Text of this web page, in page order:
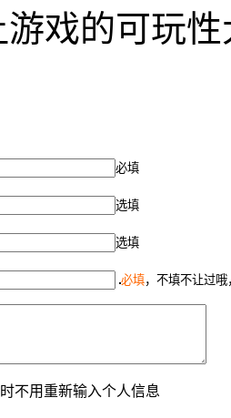
戏的可玩
必填
选填
选填
必填，不填不让过
不用重新输入个人信息